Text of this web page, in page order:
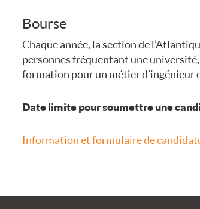
Bourse
Chaque année, la section de
personnes fréquentant une
formation pour un métier
Date limite pour soumettre une
Information et formulaire de